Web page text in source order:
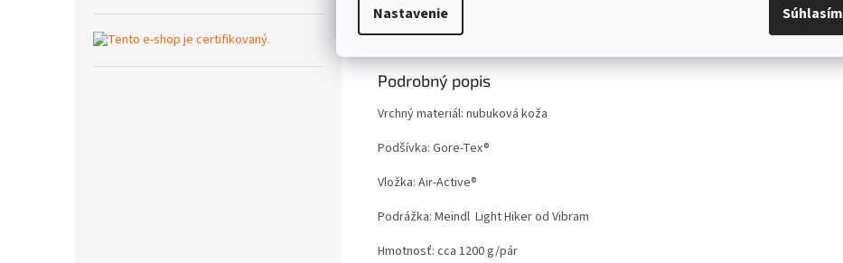
Nastavenie Súhlasím
Popis Diskusia
Podrobný popis
Vrchný materiál: nubuková koža
Podšívka: Gore-Tex®
Vložka: Air-Active®
Podrážka: Meindl Light Hiker od Vibram
Hmotnosť: cca 1200 g/pár